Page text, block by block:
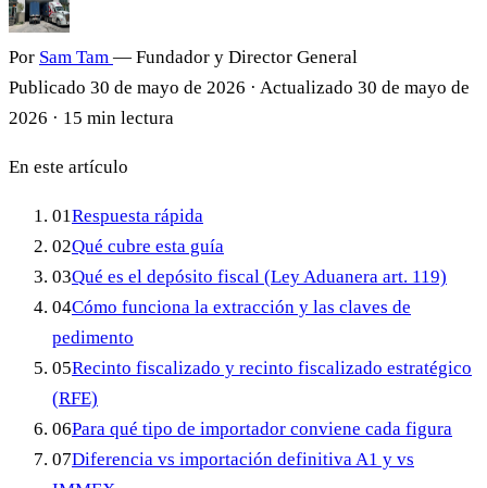
Por Sam Tam — Fundador y Director General
Publicado 30 de mayo de 2026 · Actualizado 30 de mayo de
2026 · 15 min lectura
En este artículo
01Respuesta rápida
02Qué cubre esta guía
03Qué es el depósito fiscal (Ley Aduanera art. 119)
04Cómo funciona la extracción y las claves de
pedimento
05Recinto fiscalizado y recinto fiscalizado estratégico
(RFE)
06Para qué tipo de importador conviene cada figura
07Diferencia vs importación definitiva A1 y vs